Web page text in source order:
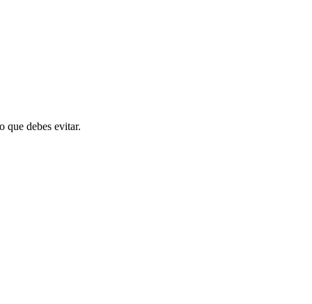
que debes evitar.